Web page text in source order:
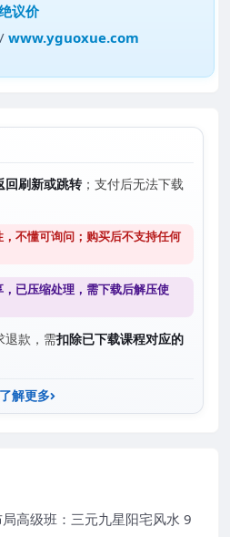
议价
/www.yguoxue.com
回刷新或跳转；支付后无法下载
不懂可询问；购买后不支持任何
已压缩处理，需下载后解压使
退款，需扣除已下载课程对应的
了解更多
高级班：三元九星阳宅风水 9